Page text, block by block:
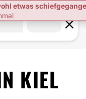
KIEL